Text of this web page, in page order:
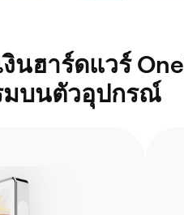
งินฮาร์ดแวร์
มบนตัวอุปกรณ์